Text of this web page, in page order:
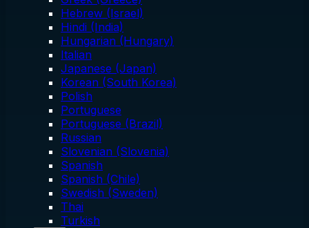
Hebrew (Israel)
Hindi (India)
Hungarian (Hungary)
Italian
Japanese (Japan)
Korean (South Korea)
Polish
Portuguese
Portuguese (Brazil)
Russian
Slovenian (Slovenia)
Spanish
Spanish (Chile)
Swedish (Sweden)
Thai
Turkish